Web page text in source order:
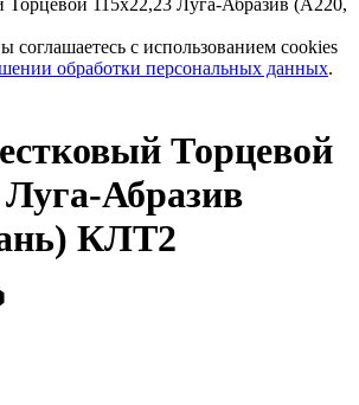
Торцевой 115х22,23 Луга-Абразив (А220,
соглашаетесь с использованием cookies
обработки персональных данных.
Торцевой
Луга-Абразив
КЛТ2